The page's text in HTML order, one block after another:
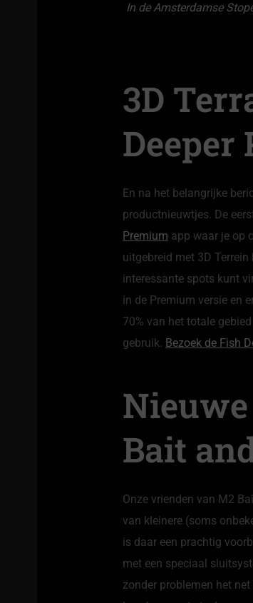
In de Amsterdamse
3D
Deeper
En na het belangrijke
productnieuwtjes. De
Premium app waar je op
uitgebreid met 3D
interessante spots kunt
in de Premium versie en
70% van het totale
gebruik. Bezoek de Fish
Bait
Onze vrienden van M2
van kleinere (soms
is daar een prachtig
met een speciaal
zonder problemen het